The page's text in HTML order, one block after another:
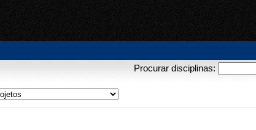
Procurar disciplinas: